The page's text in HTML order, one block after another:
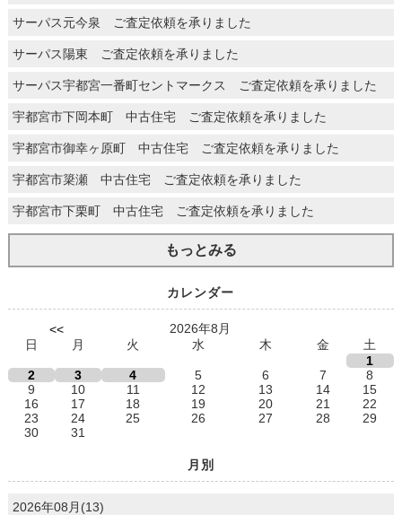
サーパス元今泉 ご査定依頼を承りました
サーパス陽東 ご査定依頼を承りました
サーパス宇都宮一番町セントマークス ご査定依頼を承りました
宇都宮市下岡本町 中古住宅 ご査定依頼を承りました
宇都宮市御幸ヶ原町 中古住宅 ご査定依頼を承りました
宇都宮市簗瀬 中古住宅 ご査定依頼を承りました
宇都宮市下栗町 中古住宅 ご査定依頼を承りました
もっとみる
カレンダー
<<
2026年8月
日
月 火 水 木 金
土
1
2
3 4 5 6 7
8
9
10 11 12 13 14
15
16
17 18 19 20 21
22
23
24 25 26 27 28
29
30
31
月別
2026年08月(13)